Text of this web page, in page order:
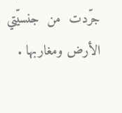
جرّدت من
الأرض ومغاربها .